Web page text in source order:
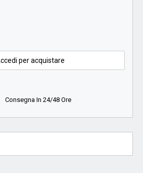
per acquistare
Consegna In 24/48 Ore